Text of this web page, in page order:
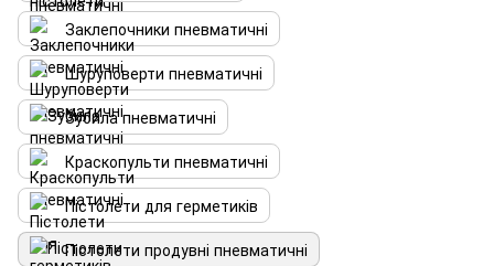
Заклепочники пневматичні
Шуруповерти пневматичні
Зубила пневматичні
Краскопульти пневматичні
Пістолети для герметиків
Пістолети продувні пневматичні